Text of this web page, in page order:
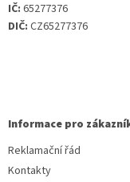
IČ: 65277376
DIČ: CZ65277376
Informace pro
Reklamační řád
Kontakty